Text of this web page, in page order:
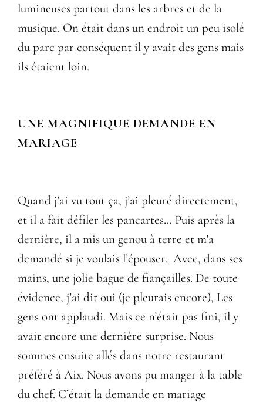
lumineuses partout dans les arbres et de la
musique. On était dans un endroit un peu isolé
du parc par conséquent il y avait des gens mais
ils étaient loin.
UNE MAGNIFIQUE DEMANDE EN
MARIAGE
Quand j’ai vu tout ça, j’ai pleuré directement,
et il a fait défiler les pancartes… Puis après la
dernière, il a mis un genou à terre et m’a
demandé si je voulais l’épouser. Avec, dans ses
mains, une jolie bague de fiançailles. De toute
évidence, j’ai dit oui (je pleurais encore), Les
gens ont applaudi. Mais ce n’était pas fini, il y
avait encore une dernière surprise. Nous
sommes ensuite allés dans notre restaurant
préféré à Aix. Nous avons pu manger à la table
du chef. C’était la demande en mariage